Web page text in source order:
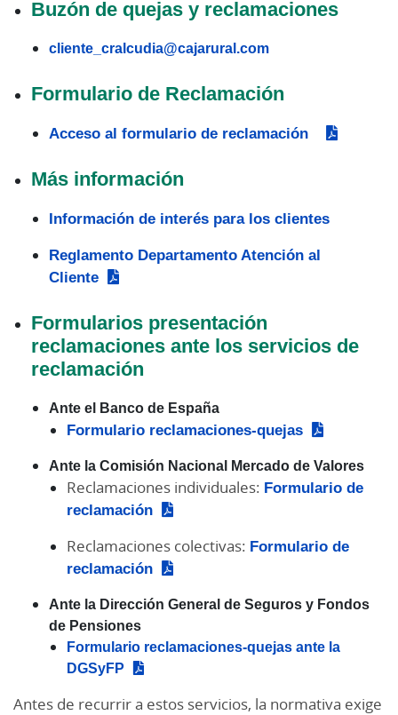
Buzón de quejas y reclamaciones
cliente_cralcudia@cajarural.com
Formulario de Reclamación
Acceso al formulario de reclamación
Más información
Información de interés para los clientes
Reglamento Departamento Atención al
Cliente
Formularios presentación
reclamaciones ante los servicios de
reclamación
Ante el Banco de España
Formulario reclamaciones-quejas
Ante la Comisión Nacional Mercado de Valores
Reclamaciones individuales: Formulario de
reclamación
Reclamaciones colectivas: Formulario de
reclamación
Ante la Dirección General de Seguros y Fondos
de Pensiones
Formulario reclamaciones-quejas ante la
DGSyFP
Antes de recurrir a estos servicios, la normativa exige